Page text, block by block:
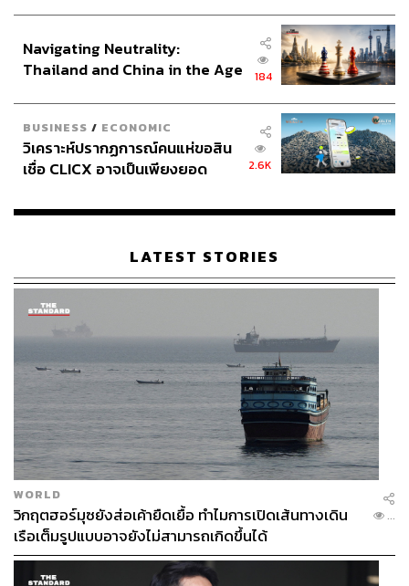
Navigating Neutrality:
Thailand and China in the Age
184
BUSINESS / ECONOMIC
วิเคราะห์ปรากฏการณ์คนแห่ขอสิน
เชื่อ CLICX อาจเป็นเพียงยอด
เรือนไทยที่ถูกซุกไว้
2.6K
LATEST STORIES
WORLD
วิกฤตฮอร์มุซยังส่อเค้ายืดเยื้อ ทำไมการเปิดเส้นทางเดิน
เรือเต็มรูปแบบอาจยังไม่สามารถเกิดขึ้นได้
...